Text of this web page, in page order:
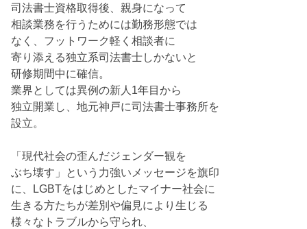
司法書士資格取得後、親身になって
相談業務を行うためには勤務形態では
なく、フットワーク軽く相談者に
寄り添える独立系司法書士しかないと
研修期間中に確信。
業界としては異例の新人1年目から
独立開業し、地元神戸に司法書士事務所を
設立。
「現代社会の歪んだジェンダー観を
ぶち壊す」という力強いメッセージを旗印
に、LGBTをはじめとしたマイナー社会に
生きる方たちが差別や偏見により生じる
様々なトラブルから守られ、